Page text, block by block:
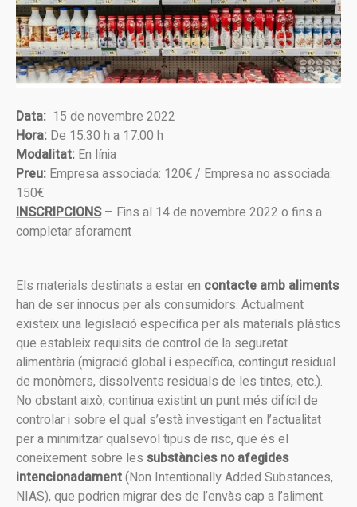
Data: 15 de novembre 2022
Hora: De 15.30 h a 17.00 h
Modalitat: En línia
Preu: Empresa associada: 120€ / Empresa no associada:
150€
INSCRIPCIONS– Fins al 14 de novembre 2022 o fins a
completar aforament
Els materials destinats a estar en contacte amb aliments
han de ser innocus per als consumidors. Actualment
existeix una legislació específica per als materials plàstics
que estableix requisits de control de la seguretat
alimentària (migració global i específica, contingut residual
de monòmers, dissolvents residuals de les tintes, etc.).
No obstant això, continua existint un punt més difícil de
controlar i sobre el qual s’està investigant en l’actualitat
per a minimitzar qualsevol tipus de risc, que és el
coneixement sobre les substàncies no afegides
intencionadament(Non Intentionally Added Substances,
NIAS), que podrien migrar des de l’envàs cap a l’aliment.